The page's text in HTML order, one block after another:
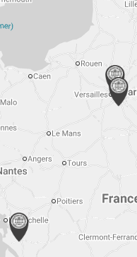
châteaux et traits de côte